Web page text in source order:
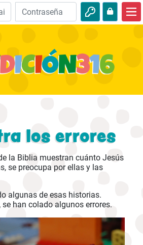
la Biblia
Aventuras
Actividades
los errores
la Biblia muestran cuánto Jesús
se preocupa por ellas y las
algunas de esas historias.
han colado algunos errores.